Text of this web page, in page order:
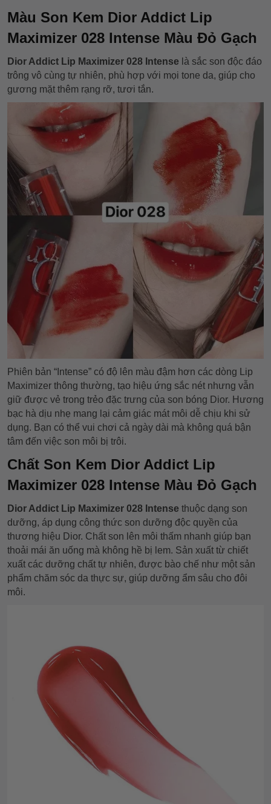
Màu Son Kem Dior Addict Lip
Maximizer 028 Intense Màu Đỏ Gạch
Dior Addict Lip Maximizer 028 Intense là sắc son độc đáo
trông vô cùng tự nhiên, phù hợp với mọi tone da, giúp cho
gương mặt thêm rạng rỡ, tươi tắn.
Phiên bản “Intense” có độ lên màu đậm hơn các dòng Lip
Maximizer thông thường, tạo hiệu ứng sắc nét nhưng vẫn
giữ được vẻ trong trẻo đặc trưng của son bóng Dior. Hương
bạc hà dịu nhẹ mang lại cảm giác mát môi dễ chịu khi sử
dụng. Bạn có thể vui chơi cả ngày dài mà không quá bận
tâm đến việc son môi bị trôi.
Chất Son Kem Dior Addict Lip
Maximizer 028 Intense Màu Đỏ Gạch
Dior Addict Lip Maximizer 028 Intense thuộc dạng son
dưỡng, áp dụng công thức son dưỡng độc quyền của
thương hiệu Dior. Chất son lên môi thấm nhanh giúp bạn
thoải mái ăn uống mà không hề bị lem. Sản xuất từ chiết
xuất các dưỡng chất tự nhiên, được bào chế như một sản
phẩm chăm sóc da thực sự, giúp dưỡng ẩm sâu cho đôi
môi.